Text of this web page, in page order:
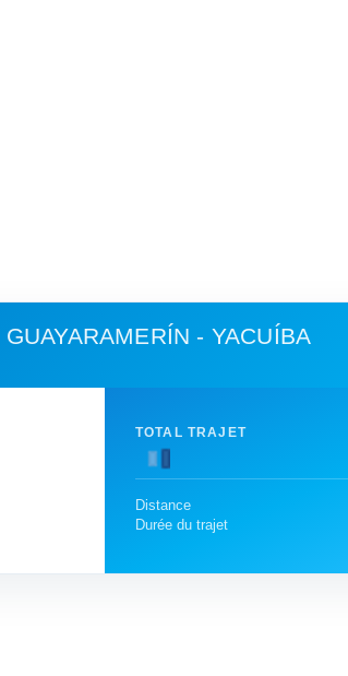
GUAYARAMERÍN - YACUÍBA
TOTAL TRAJET
Distance
Durée du trajet